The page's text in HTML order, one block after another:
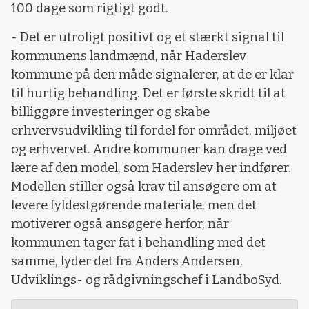
100 dage som rigtigt godt.
- Det er utroligt positivt og et stærkt signal til
kommunens landmænd, når Haderslev
kommune på den måde signalerer, at de er klar
til hurtig behandling. Det er første skridt til at
billiggøre investeringer og skabe
erhvervsudvikling til fordel for området, miljøet
og erhvervet. Andre kommuner kan drage ved
lære af den model, som Haderslev her indfører.
Modellen stiller også krav til ansøgere om at
levere fyldestgørende materiale, men det
motiverer også ansøgere herfor, når
kommunen tager fat i behandling med det
samme, lyder det fra Anders Andersen,
Udviklings- og rådgivningschef i LandboSyd.